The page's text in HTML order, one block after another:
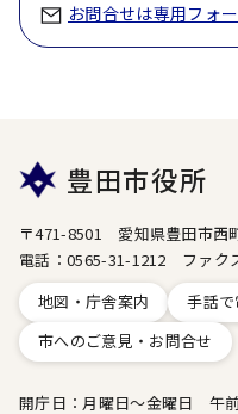
お問合せは専用フォ
豊田市役所
〒471-8501 愛知県豊田市西
電話：0565-31-1212 ファク
地図・庁舎案内
手話で
市へのご意見・お問合せ
開庁日：月曜日～金曜日 午